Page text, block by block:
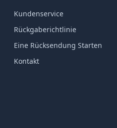
Kundenservice
Rückgaberichtlinie
Eine Rücksendung Starten
Kontakt